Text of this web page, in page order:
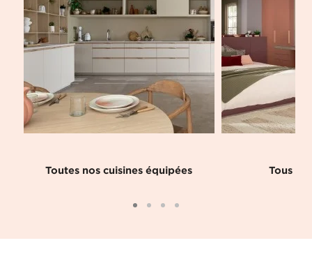
Toutes nos cuisines équipées Tous